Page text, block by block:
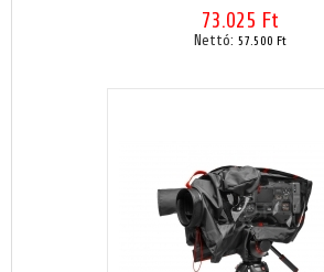
73.025 Ft
Nettó: 57.500 Ft